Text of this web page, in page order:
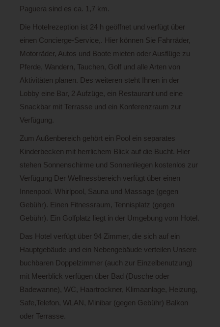
Paguera sind es ca. 1,7 km.
Die Hotelrezeption ist 24 h geöffnet und verfügt über
einen Concierge-Service,. Hier können Sie Fahrräder,
Motorräder, Autos und Boote mieten oder Ausflüge zu
Pferde, Wandern, Tauchen, Golf und alle Arten von
Aktivitäten planen. Des weiteren steht Ihnen in der
Lobby eine Bar, 2 Aufzüge, ein Restaurant und eine
Snackbar mit Terrasse und ein Konferenzraum zur
Verfügung.
Zum Außenbereich gehört ein Pool ein separates
Kinderbecken mit herrlichem Blick auf die Bucht. Hier
stehen Sonnenschirme und Sonnenliegen kostenlos zur
Verfügung Der Wellnessbereich verfügt über einen
Innenpool. Whirlpool, Sauna und Massage (gegen
Gebühr). Einen Fitnessraum, Tennisplatz (gegen
Gebühr). Ein Golfplatz liegt in der Umgebung vom Hotel.
Das Hotel verfügt über 94 Zimmer, die sich auf ein
Hauptgebäude und ein Nebengebäude verteilen Unsere
buchbaren Doppelzimmer (auch zur Einzelbenutzung)
mit Meerblick verfügen über Bad (Dusche oder
Badewanne), WC, Haartrockner, Klimaanlage, Heizung,
Safe,Telefon, WLAN, Minibar (gegen Gebühr) Balkon
oder Terrasse.